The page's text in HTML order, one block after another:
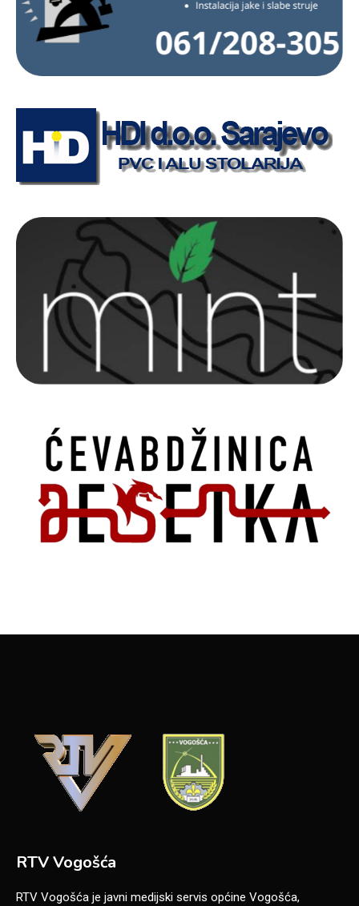
RTV Vogošća
RTV Vogošća je javni medijski servis općine Vogošća,